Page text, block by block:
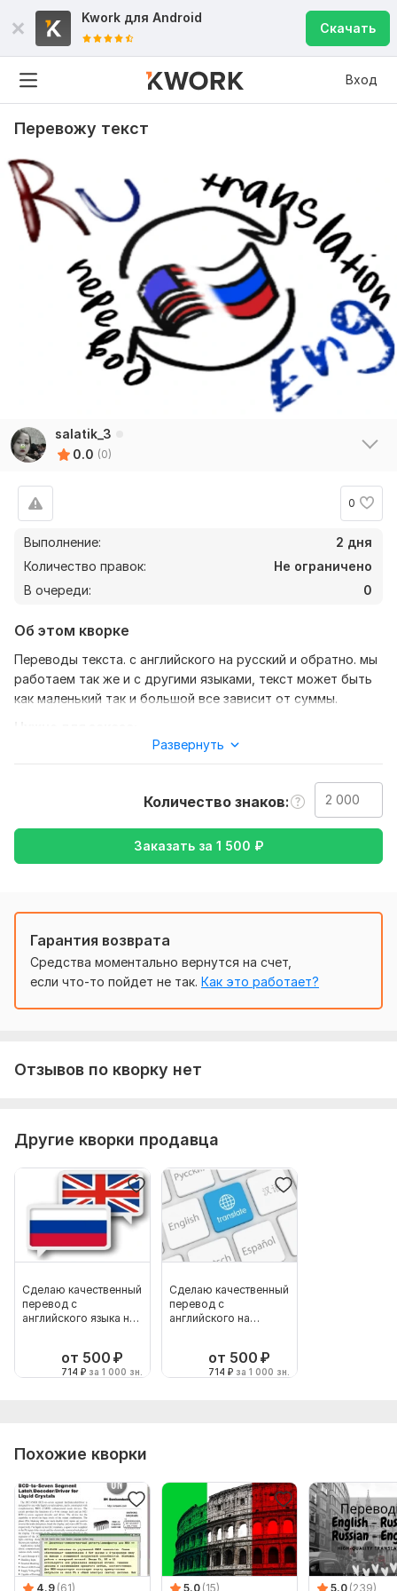
Kwork для Android
Скачать
Вход
Перевожу текст
salatik_3
0.0 (0)
0
Выполнение:
2 дня
Количество правок:
Не ограничено
В очереди:
0
Об этом кворке
Переводы текста. с английского на русский и обратно. мы
работаем так же и с другими языками, текст может быть
как маленький так и большой все зависит от суммы.
Что бы выполнить ваш заказ мне требуется текст который
Культура и
искусство,
Семья, дети,
с Русского на Английский
Объем услуги в кворке:
Развернуть
Количество знаков
Заказать за 1 500 ₽
Гарантия возврата
Средства моментально вернутся на счет,
если что-то пойдет не так. Как это работает?
Отзывов по кворку нет
Другие кворки продавца
Сделаю качественный
перевод с
английского языка на
от 500 ₽
714 ₽ за 1 000 зн.
Сделаю качественный
перевод с
английского на
от 500 ₽
714 ₽ за 1 000 зн.
Похожие кворки
4.9 (61) 5.0 (15) 5.0 (239)